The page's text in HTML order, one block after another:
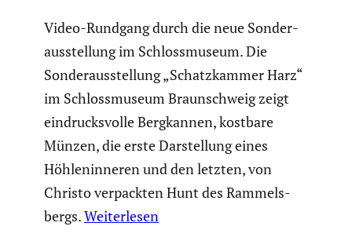
Video-Rundgang durch die neue Sonder­
aus­stel­lung im Schloss­mu­seum. Die
Sonder­aus­stel­lung „Schatz­kammer Harz“
im Schloss­mu­seum Braun­schweig zeigt
eindrucks­volle Bergkannen, kostbare
Münzen, die erste Darstel­lung eines
Höhlen­in­neren und den letzten, von
Christo verpackten Hunt des Rammels­
bergs.Weiterlesen